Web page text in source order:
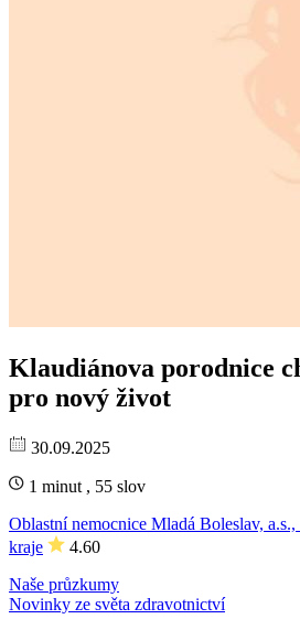
Klaudiánova porodnice
pro nový život
30.09.2025
1 minut , 55 slov
Oblastní nemocnice Mladá Boleslav,
kraje
4.60
Naše průzkumy
Novinky ze světa zdravotnictví